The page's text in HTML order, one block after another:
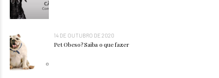
14 DE OUTUBRO DE 2020
Pet Obeso? Saiba o que fazer